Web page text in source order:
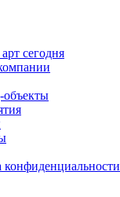
сегодня
объекты